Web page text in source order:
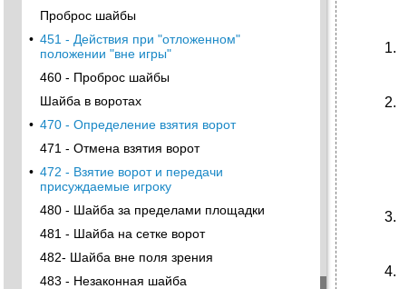
Проброс шайбы
• 451 - Действия при "отложенном"
положении "вне игры"
460 - Проброс шайбы
Шайба в воротах
• 470 - Определение взятия ворот
471 - Отмена взятия ворот
• 472 - Взятие ворот и передачи
присуждаемые игроку
480 - Шайба за пределами площадки
481 - Шайба на сетке ворот
482- Шайба вне поля зрения
483 - Незаконная шайба